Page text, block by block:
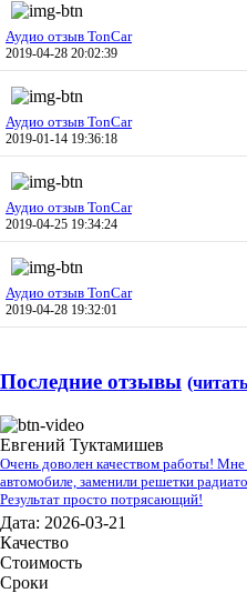
Аудио отзыв TonCar
2019-04-28 20:02:39
Аудио отзыв TonCar
2019-01-14 19:36:18
Аудио отзыв TonCar
2019-04-25 19:34:24
Аудио отзыв TonCar
2019-04-28 19:32:01
Последние отзывы
Евгений Туктамишев
Очень доволен качеством работы!
автомобиле, заменили решетки
Результат просто потрясающий!
Дата: 2026-03-21
Качество
Стоимость
Сроки